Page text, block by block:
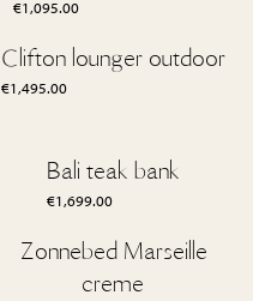
€1,095.00
Clifton lounger outdoor
€1,495.00
Bali teak bank
€1,699.00
Zonnebed Marseille
creme